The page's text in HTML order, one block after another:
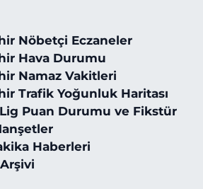
Nöbetçi Eczaneler
Hava Durumu
Namaz Vakitleri
Trafik Yoğunluk Haritası
Puan Durumu ve Fikstür
Haberleri